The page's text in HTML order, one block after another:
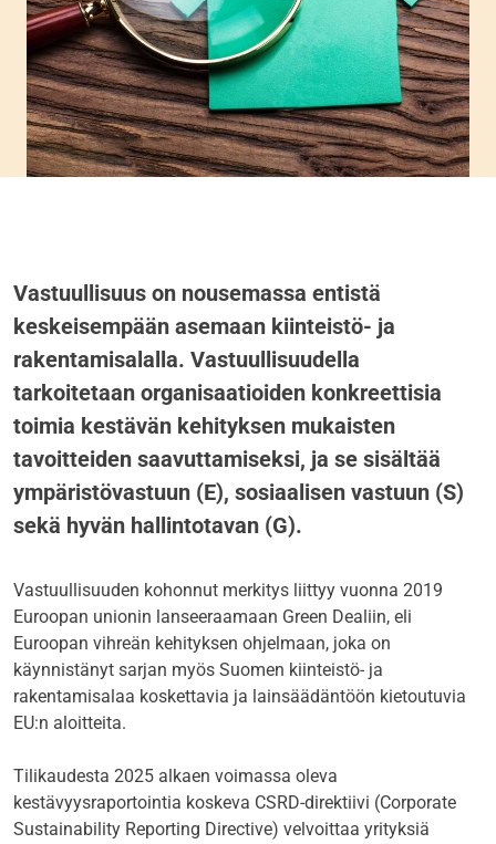
Vastuullisuus on nousemassa entistä
keskeisempään asemaan kiinteistö- ja
rakentamisalalla. Vastuullisuudella
tarkoitetaan organisaatioiden konkreettisia
toimia kestävän kehityksen mukaisten
tavoitteiden saavuttamiseksi, ja se sisältää
ympäristövastuun (E), sosiaalisen vastuun (S)
sekä hyvän hallintotavan (G).
Vastuullisuuden kohonnut merkitys liittyy vuonna 2019
Euroopan unionin lanseeraamaan Green Dealiin, eli
Euroopan vihreän kehityksen ohjelmaan, joka on
käynnistänyt sarjan myös Suomen kiinteistö- ja
rakentamisalaa koskettavia ja lainsäädäntöön kietoutuvia
EU:n aloitteita.
Tilikaudesta 2025 alkaen voimassa oleva
kestävyysraportointia koskeva CSRD-direktiivi (Corporate
Sustainability Reporting Directive) velvoittaa yrityksiä